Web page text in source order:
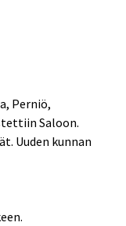
Perniö,
Saloon.
Uuden kunnan